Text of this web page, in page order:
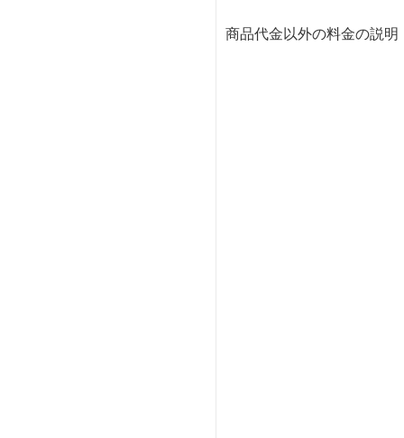
商品代金以外の料金の説明